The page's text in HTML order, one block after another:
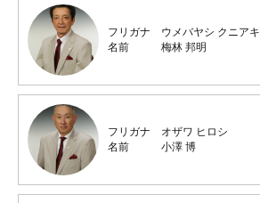
フリガナ
ウメバヤシ クニアキ
名前
梅林 邦明
フリガナ
オザワ ヒロシ
名前
小澤 博